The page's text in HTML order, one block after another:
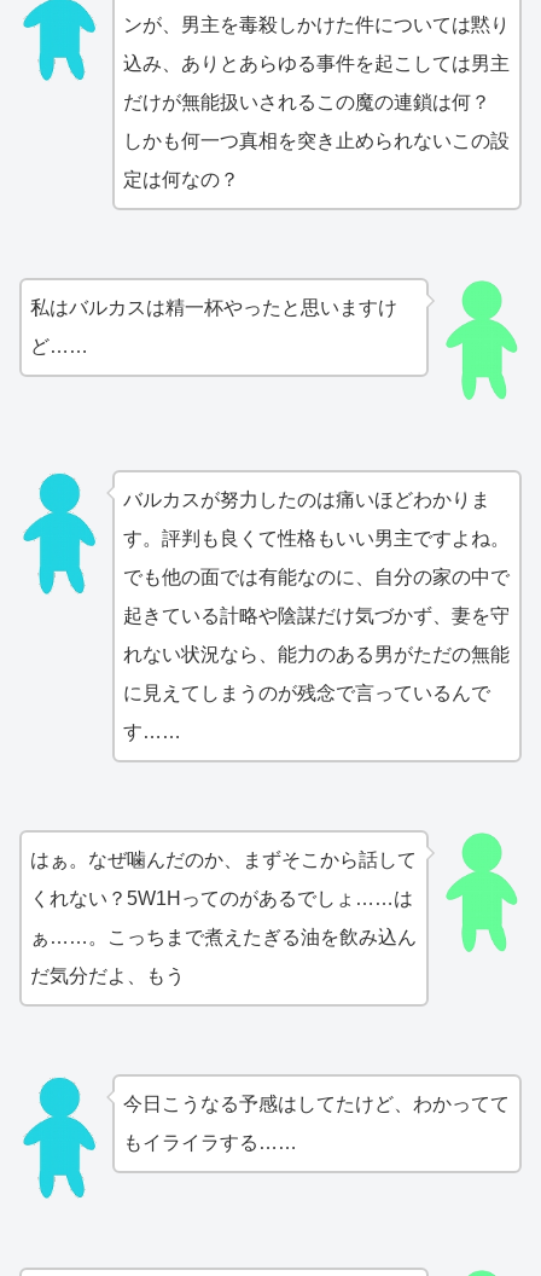
ンが、男主を毒殺しかけた件については黙り
込み、ありとあらゆる事件を起こしては男主
だけが無能扱いされるこの魔の連鎖は何？
しかも何一つ真相を突き止められないこの設
定は何なの？
私はバルカスは精一杯やったと思いますけ
ど……
バルカスが努力したのは痛いほどわかりま
す。評判も良くて性格もいい男主ですよね。
でも他の面では有能なのに、自分の家の中で
起きている計略や陰謀だけ気づかず、妻を守
れない状況なら、能力のある男がただの無能
に見えてしまうのが残念で言っているんで
す……
はぁ。なぜ噛んだのか、まずそこから話して
くれない？5W1Hってのがあるでしょ……は
ぁ……。こっちまで煮えたぎる油を飲み込ん
だ気分だよ、もう
今日こうなる予感はしてたけど、わかってて
もイライラする……